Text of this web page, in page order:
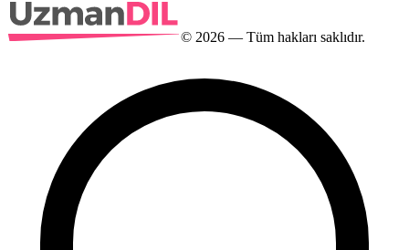
© 2026 — Tüm hakları saklıdır.